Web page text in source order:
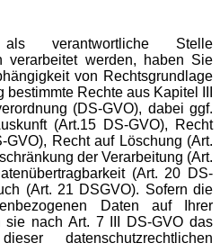
verantwortliche Stelle
verarbeitet werden, haben Sie
von Rechtsgrundlage
Rechte aus Kapitel III
(DS-GVO), dabei ggf.
(Art.15 DS-GVO), Recht
Recht auf Löschung (Art.
der Verarbeitung (Art.
(Art. 20 DS-
(Art. 21 DSGVO). Sofern die
Daten auf Ihrer
sie nach Art. 7 III DS-GVO das
datenschutzrechtlichen